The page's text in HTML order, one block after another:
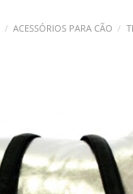
/ ACESSÓRIOS PARA CÃO /